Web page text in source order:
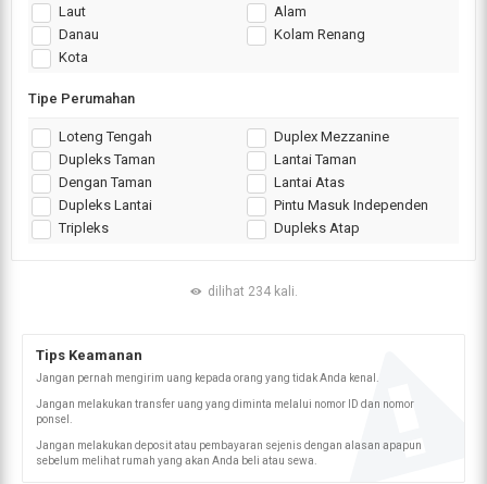
Laut
Alam
Danau
Kolam Renang
Kota
Tipe Perumahan
Loteng Tengah
Duplex Mezzanine
Dupleks Taman
Lantai Taman
Dengan Taman
Lantai Atas
Dupleks Lantai
Pintu Masuk Independen
Tripleks
Dupleks Atap
dilihat 234 kali.
Tips Keamanan
Jangan pernah mengirim uang kepada orang yang tidak Anda kenal.
Jangan melakukan transfer uang yang diminta melalui nomor ID dan nomor
ponsel.
Jangan melakukan deposit atau pembayaran sejenis dengan alasan apapun
sebelum melihat rumah yang akan Anda beli atau sewa.